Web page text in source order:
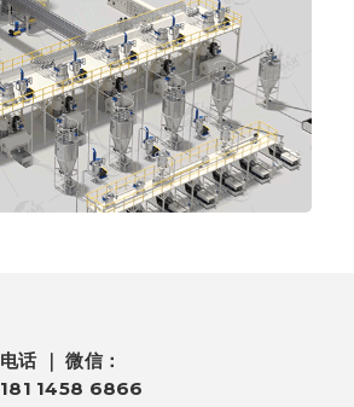
电话 ｜ 微信：
181 1458 6866